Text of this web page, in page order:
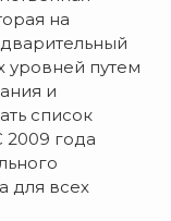
на
уровней путем
и
список
2009 года
для всех